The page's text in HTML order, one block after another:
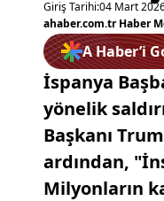
Giriş Tarihi:04 Mart
ahaber.com.tr Haber
A Haber’i
İspanya
yönelik
Başkanı
ardından,
Milyonların